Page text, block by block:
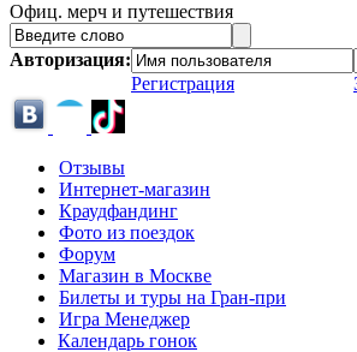
Офиц. мерч и путешествия
Авторизация:
Регистрация
Отзывы
Интернет-магазин
Краудфандинг
Фото из поездок
Форум
Магазин в Москве
Билеты и туры на Гран-при
Игра Менеджер
Календарь гонок